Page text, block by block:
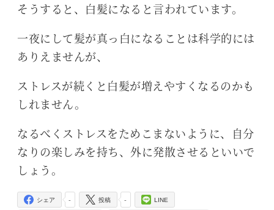
そうすると、白髪になると言われています。
一夜にして髪が真っ白になることは科学的には
ありえませんが、
ストレスが続くと白髪が増えやすくなるのかも
しれません。
なるべくストレスをためこまないように、自分
なりの楽しみを持ち、外に発散させるといいで
しょう。
-
シェア -
投稿 LINE